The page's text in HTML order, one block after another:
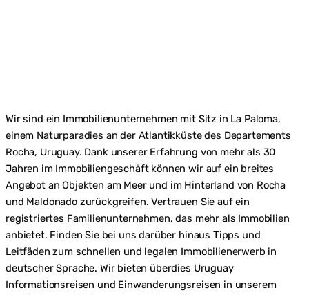
Wir sind ein Immobilienunternehmen mit Sitz in La Paloma,
einem Naturparadies an der Atlantikküste des Departements
Rocha, Uruguay. Dank unserer Erfahrung von mehr als 30
Jahren im Immobiliengeschäft können wir auf ein breites
Angebot an Objekten am Meer und im Hinterland von Rocha
und Maldonado zurückgreifen. Vertrauen Sie auf ein
registriertes Familienunternehmen, das mehr als Immobilien
anbietet. Finden Sie bei uns darüber hinaus Tipps und
Leitfäden zum schnellen und legalen Immobilienerwerb in
deutscher Sprache. Wir bieten überdies Uruguay
Informationsreisen und Einwanderungsreisen in unserem